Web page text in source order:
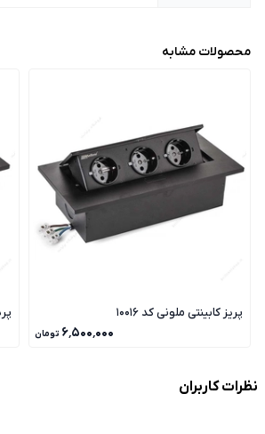
محصولات مشابه
پریز کابینتی ملونی کد 10016
۶٬۵۰۰٬۰۰۰ تومان
نظرات کاربران